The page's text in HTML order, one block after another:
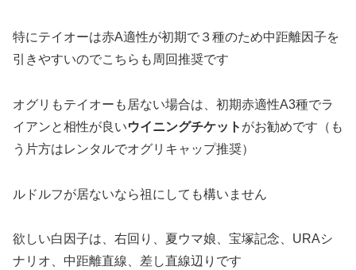
特にテイオーは赤A適性が初期で３種のため中距離因子を
引きやすいのでこちらも周回推奨です
オグリもテイオーも居ない場合は、初期赤適性A3種でラ
イアンと相性が良いウイニングチケット がお勧めです（も
う片方はレンタルでオグリキャップ推奨）
ルドルフが居ないなら祖にしても構いません
欲しい白因子は、右回り、夏ウマ娘、宝塚記念、URAシ
ナリオ、中距離直線、差し直線辺りです